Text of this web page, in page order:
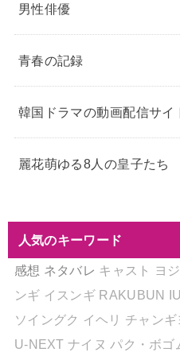
男性俳優
青春の記録
韓国ドラマの動画配信サイ
麗花萌ゆる8人の皇子たち
人気のキーワード
感想 ネタバレ キャスト ヨ
ンギ イスンギ RAKUBUN IU
ソイングク イヘリ チャンギ
U-NEXT ナイヌ パク・ボゴ